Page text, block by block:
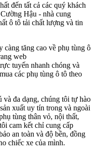
đến tất cả các quý khách
Hậu - nhà cung
ô tô tải chất lượng và tin
càng tăng cao về phụ tùng ô
web
tuyến nhanh chóng và
các phụ tùng ô tô theo
đa dạng, chúng tôi tự hào
xuất uy tín trong và ngoài
tùng thân vỏ, nội thất,
cam kết chỉ cung cấp
an toàn và độ bền, đồng
chiếc xe của mình.